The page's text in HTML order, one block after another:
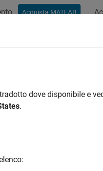
Acquista MATLAB
on
dove disponibile e
.